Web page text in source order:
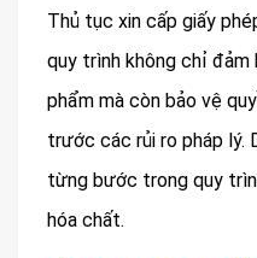
Thủ tục xin cấp giấy
quy trình không chỉ đảm
phẩm mà còn bảo vệ
trước các rủi ro pháp lý.
từng bước trong quy
hóa chất.